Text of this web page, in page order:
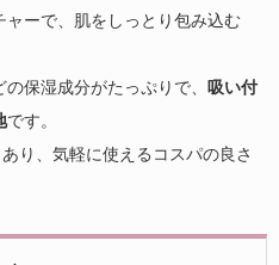
ーで、肌をしっとり包み込む
の保湿成分がたっぷりで、 吸い付
です。
あり、気軽に使えるコスパの良さ